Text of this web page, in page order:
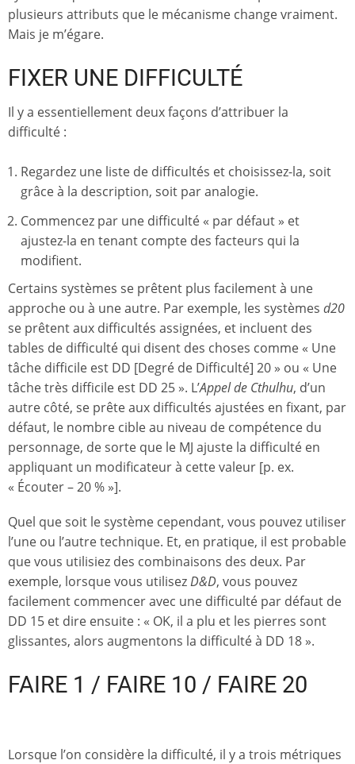
plusieurs attributs que le mécanisme change vraiment.
Mais je m’égare.
FIXER UNE DIFFICULTÉ
Il y a essentiellement deux façons d’attribuer la
difficulté :
Regardez une liste de difficultés et choisissez-la, soit
grâce à la description, soit par analogie.
Commencez par une difficulté « par défaut » et
ajustez-la en tenant compte des facteurs qui la
modifient.
Certains systèmes se prêtent plus facilement à une
approche ou à une autre. Par exemple, les systèmes d20
se prêtent aux difficultés assignées, et incluent des
tables de difficulté qui disent des choses comme « Une
tâche difficile est DD [Degré de Difficulté] 20 » ou « Une
tâche très difficile est DD 25 ». L’Appel de Cthulhu, d’un
autre côté, se prête aux difficultés ajustées en fixant, par
défaut, le nombre cible au niveau de compétence du
personnage, de sorte que le MJ ajuste la difficulté en
appliquant un modificateur à cette valeur [p. ex.
« Écouter – 20 % »].
Quel que soit le système cependant, vous pouvez utiliser
l’une ou l’autre technique. Et, en pratique, il est probable
que vous utilisiez des combinaisons des deux. Par
exemple, lorsque vous utilisezD&D, vous pouvez
facilement commencer avec une difficulté par défaut de
DD 15 et dire ensuite : « OK, il a plu et les pierres sont
glissantes, alors augmentons la difficulté à DD 18 ».
FAIRE 1 / FAIRE 10 / FAIRE 20
Lorsque l’on considère la difficulté, il y a trois métriques